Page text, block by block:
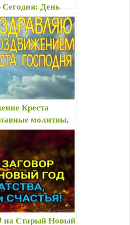
День
27 июля —
и цитаты
Креста
молитвы,
нельзя и
на Старый Новый